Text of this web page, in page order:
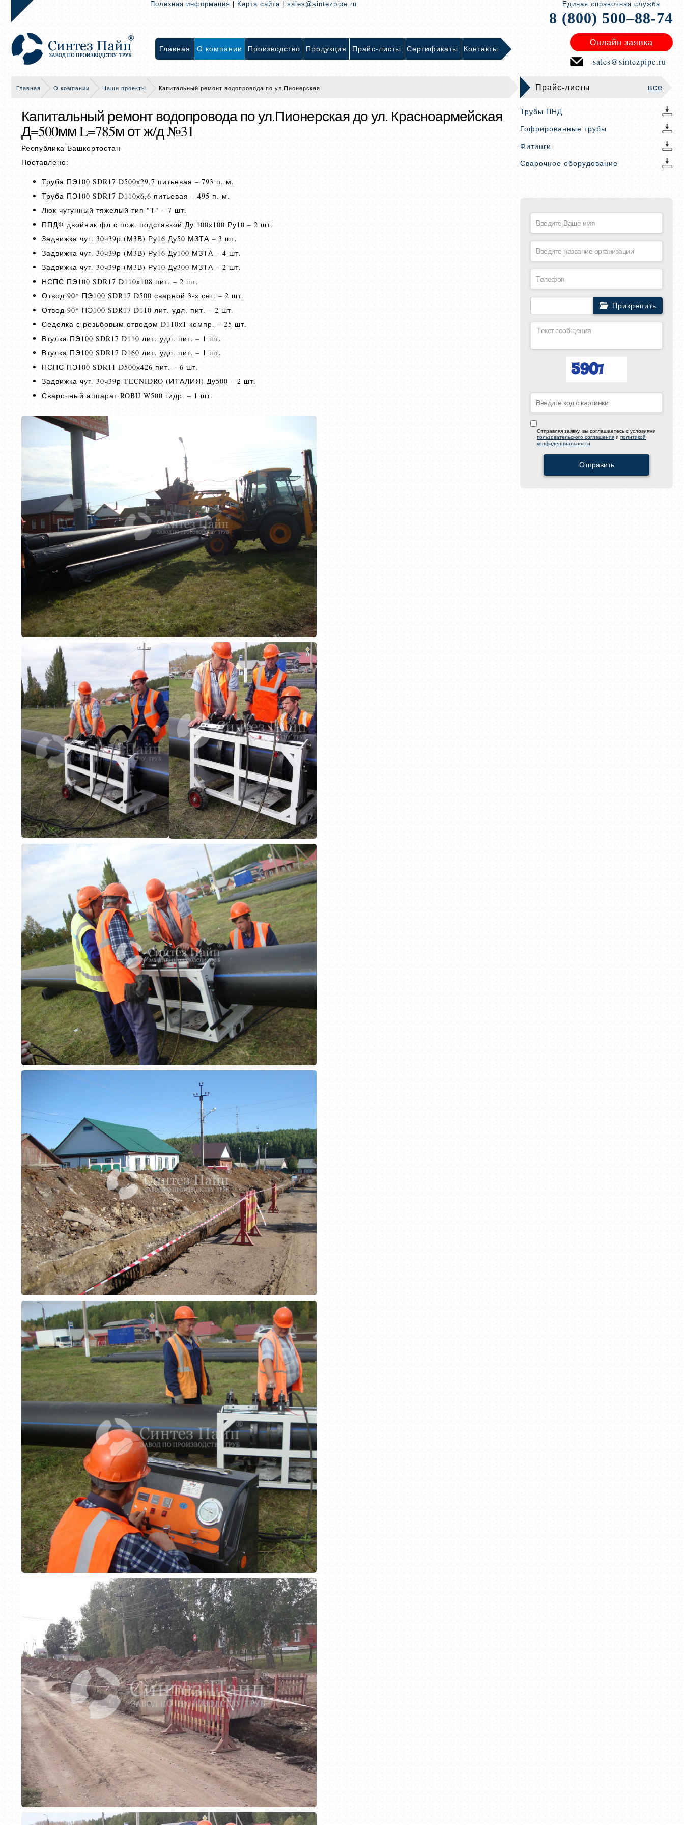
Полезная информация Карта сайта sales@sintezpipe.ru Единая справочная служба
8 (800) 500–88-74
Главная О компании Производство Продукция Прайс-листы Сертификаты Контакты
Онлайн заявка
sales@sintezpipe.ru
Главная О компании Наши проекты Капитальный ремонт водопровода по ул.Пионерская
Капитальный ремонт водопровода по ул.Пионерская до ул. Красноармейская
Д=500мм L=785м от ж/д №31
Республика Башкортостан
Поставлено:
Труба ПЭ100 SDR17 D500х29,7 питьевая – 793 п. м.
Труба ПЭ100 SDR17 D110х6,6 питьевая – 495 п. м.
Люк чугунный тяжелый тип "Т" – 7 шт.
ППДФ двойник фл с пож. подставкой Ду 100х100 Ру10 – 2 шт.
Задвижка чуг. 30ч39р (М3В) Ру16 Ду50 МЗТА – 3 шт.
Задвижка чуг. 30ч39р (М3В) Ру16 Ду100 МЗТА – 4 шт.
Задвижка чуг. 30ч39р (М3В) Ру10 Ду300 МЗТА – 2 шт.
НСПС ПЭ100 SDR17 D110х108 пит. – 2 шт.
Отвод 90* ПЭ100 SDR17 D500 сварной 3-х сег. – 2 шт.
Отвод 90* ПЭ100 SDR17 D110 лит. удл. пит. – 2 шт.
Седелка с резьбовым отводом D110х1 компр. – 25 шт.
Втулка ПЭ100 SDR17 D110 лит. удл. пит. – 1 шт.
Втулка ПЭ100 SDR17 D160 лит. удл. пит. – 1 шт.
НСПС ПЭ100 SDR11 D500х426 пит. – 6 шт.
Задвижка чуг. 30ч39р TECNIDRO (ИТАЛИЯ) Ду500 – 2 шт.
Сварочный аппарат ROBU W500 гидр. – 1 шт.
Прайс-листы все
Трубы ПНД
Гофрированные трубы
Фитинги
Сварочное оборудование
Прикрепить
Отправляя заявку, вы соглашаетесь с условиями
пользовательского соглашения и политикой
конфиденциальности
Отправить